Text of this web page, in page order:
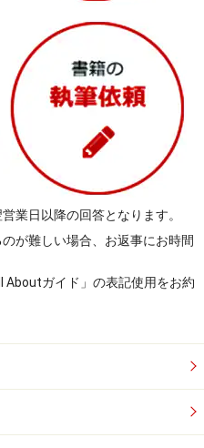
業日以降の回答となります。
が難しい場合、お返事にお時間
Aboutガイド」の表記使用をお約